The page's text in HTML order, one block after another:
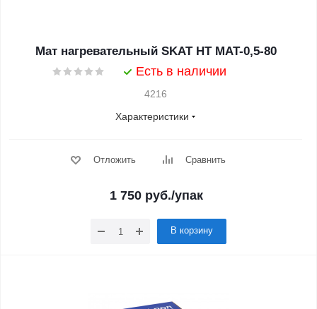
Мат нагревательный SKAT HT MAT-0,5-80
Есть в наличии
4216
Характеристики
Отложить Сравнить
1 750руб./упак
В корзину